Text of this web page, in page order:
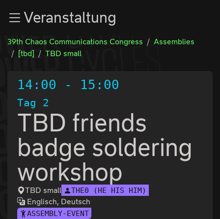
Zum InhaltVeranstaltung
39th Chaos Communications Congress
Assemblies
[tbd]
TBD small
14:00 - 15:00
Tag 2
TBD friends
badge soldering
workshop
TBD small THE0 (HE HIS HIM)
Englisch, Deutsch
ASSEMBLY-EVENT